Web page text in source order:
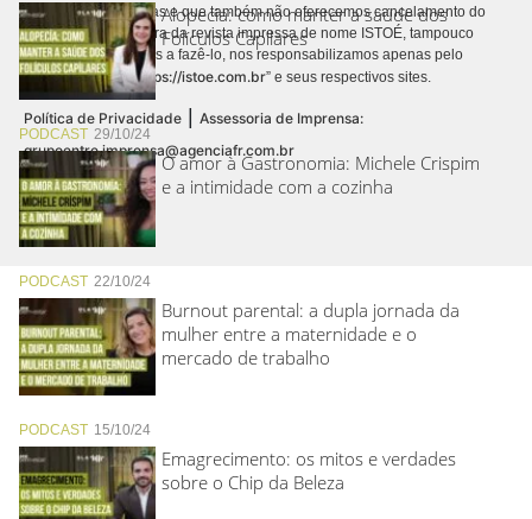
Alopecia: como manter a saúde dos
Folículos Capilares
PODCAST 29/10/24
O amor à Gastronomia: Michele Crispim
e a intimidade com a cozinha
PODCAST 22/10/24
Burnout parental: a dupla jornada da
mulher entre a maternidade e o
mercado de trabalho
PODCAST 15/10/24
Emagrecimento: os mitos e verdades
sobre o Chip da Beleza
realizamos cobranças e que também não oferecemos cancelamento do
contrato de assinatura da revista impressa de nome ISTOÉ, tampouco
autorizamos terceiros a fazê-lo, nos responsabilizamos apenas pelo
conteúdo digital “https://istoe.com.br” e seus respectivos sites.
Política de Privacidade | Assessoria de Imprensa:
grupoentre.imprensa@agenciafr.com.br